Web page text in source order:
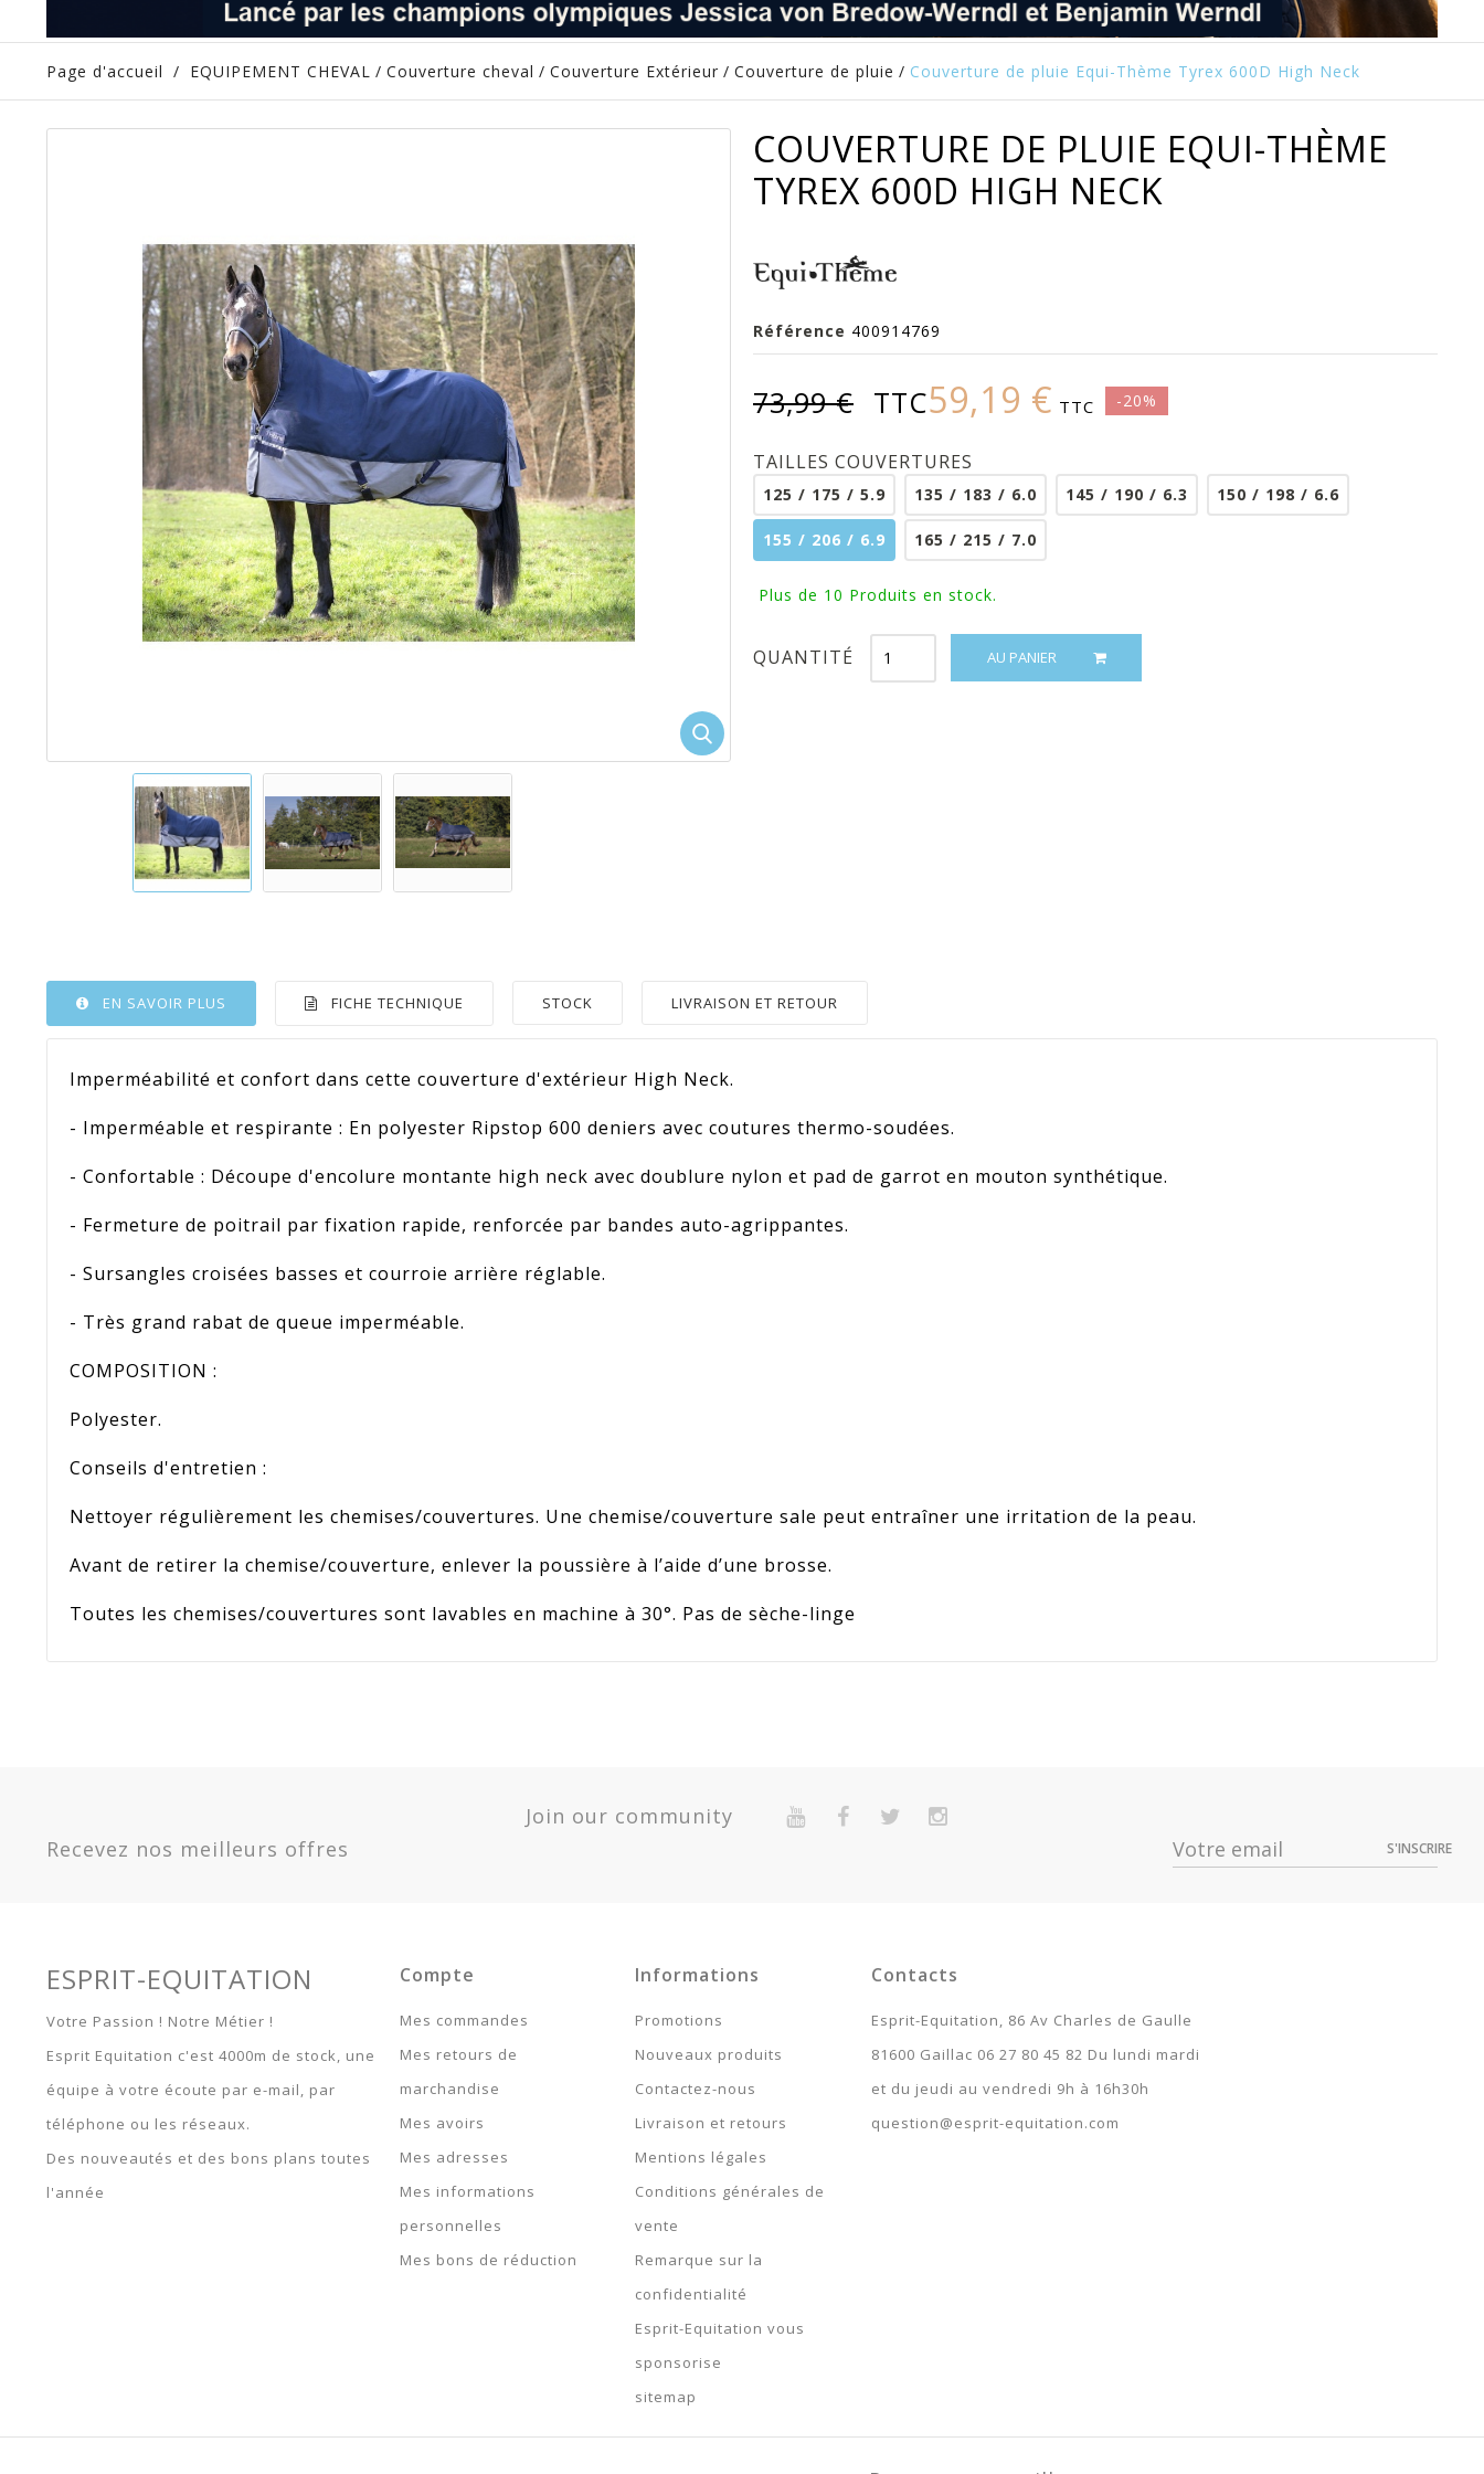
Page d'accueil / EQUIPEMENT CHEVAL / Couverture cheval / Couverture Extérieur / Couverture de pluie / Couverture de pluie Equi-Thème Tyrex 600D High Neck
COUVERTURE DE PLUIE EQUI-THÈME
TYREX 600D HIGH NECK
Référence 400914769
73,99 € TTC59,19 € TTC -20%
TAILLES COUVERTURES
125 / 175 / 5.9 135 / 183 / 6.0 145 / 190 / 6.3 150 / 198 / 6.6
155 / 206 / 6.9 165 / 215 / 7.0
Plus de 10 Produits en stock.
QUANTITÉ AU PANIER
EN SAVOIR PLUS FICHE TECHNIQUE STOCK LIVRAISON ET RETOUR
Imperméabilité et confort dans cette couverture d'extérieur High Neck.
- Imperméable et respirante : En polyester Ripstop 600 deniers avec coutures thermo-soudées.
- Confortable : Découpe d'encolure montante high neck avec doublure nylon et pad de garrot en mouton synthétique.
- Fermeture de poitrail par fixation rapide, renforcée par bandes auto-agrippantes.
- Sursangles croisées basses et courroie arrière réglable.
- Très grand rabat de queue imperméable.
COMPOSITION :
Polyester.
Conseils d'entretien :
Nettoyer régulièrement les chemises/couvertures. Une chemise/couverture sale peut entraîner une irritation de la peau.
Avant de retirer la chemise/couverture, enlever la poussière à l’aide d’une brosse.
Toutes les chemises/couvertures sont lavables en machine à 30°. Pas de sèche-linge
Promotion
Expédié 5-7 jours
135 / 183 / 6.0 -
400914766
155 / 206 / 6.9 -
400914769
400914770
Expédié 5-7 jours 59,19 €
Join our community
Recevez nos meilleurs offres
S'INSCRIRE
ESPRIT-EQUITATION
Votre Passion ! Notre Métier !
Esprit Equitation c'est 4000m de stock, une
équipe à votre écoute par e-mail, par
téléphone ou les réseaux.
Des nouveautés et des bons plans toutes
l'année
Compte
Mes commandes
Mes retours de
marchandise
Mes avoirs
Mes adresses
Mes informations
personnelles
Mes bons de réduction
Informations
Promotions
Nouveaux produits
Contactez-nous
Livraison et retours
Mentions légales
Conditions générales de
vente
Remarque sur la
confidentialité
Esprit-Equitation vous
sponsorise
sitemap
Contacts
Esprit-Equitation, 86 Av Charles de Gaulle
81600 Gaillac 06 27 80 45 82 Du lundi mardi
et du jeudi au vendredi 9h à 16h30h
question@esprit-equitation.com